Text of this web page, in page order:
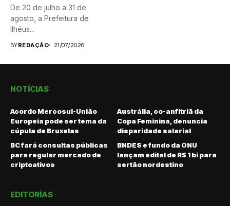
De 20 de julho a 31 de
agosto, a Prefeitura de
Ilhéus...
BYREDAÇÃO 21/07/2026
NOTÍCIAS
Acordo Mercosul-União
Europeia pode ser tema da
cúpula de Bruxelas
Austrália, co-anfitriã da
Copa Feminina, denuncia
disparidade salarial
BC fará consultas públicas
para regular mercado de
criptoativos
BNDES e fundo da ONU
lançam edital de R$ 1 bi para
sertão nordestino
EDITORÍAS